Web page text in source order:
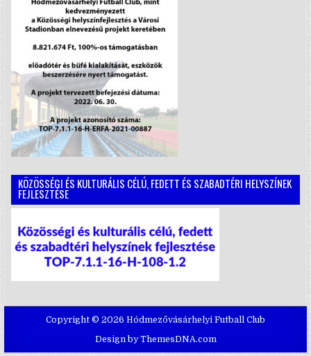
KÖZÖSSÉGI ÉS KULTURÁLIS CÉLÚ, FEDETT ÉS SZABADTÉRI HELYSZÍNEK
FEJLESZTÉSE
Copyright © 2026 Hódmezővásárhelyi Futball Club
Design by ThemesDNA.com